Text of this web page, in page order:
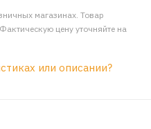
магазинах. Товар
цену уточняйте на
или описании?